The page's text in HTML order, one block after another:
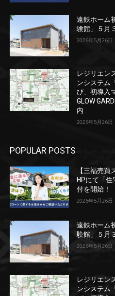
遠鉄ホーム
験館」５月
2026年5月26日
レジリエン
ンシステム
び、初導入
GLOW
内
2026年5月26日
POPULAR POSTS
【三福売
HPにて「
付を開始！
2026年5月26日
遠鉄ホーム
験館」５月
2026年5月26日
レジリエン
ンシステム